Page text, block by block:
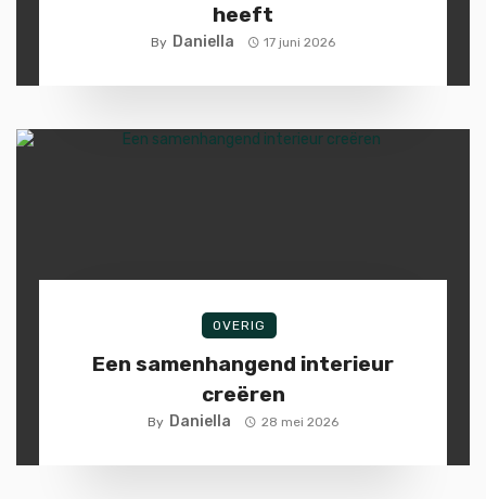
heeft
By Daniella 17 juni 2026
OVERIG
Een samenhangend interieur
creëren
By Daniella 28 mei 2026